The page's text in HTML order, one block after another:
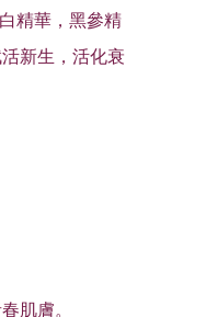
精華，黑參精
新生，活化衰
肌膚。